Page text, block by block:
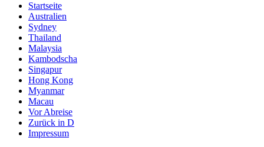
Startseite
Australien
Sydney
Thailand
Malaysia
Kambodscha
Singapur
Hong Kong
Myanmar
Macau
Vor Abreise
Zurück in D
Impressum